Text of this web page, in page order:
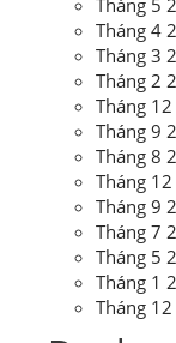
Tháng 5
Tháng 4
Tháng 3
Tháng 2
Tháng
Tháng 9
Tháng 8
Tháng
Tháng 9
Tháng 7
Tháng 5
Tháng 1
Tháng